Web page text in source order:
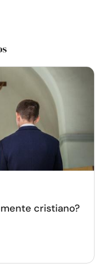
cristiano?